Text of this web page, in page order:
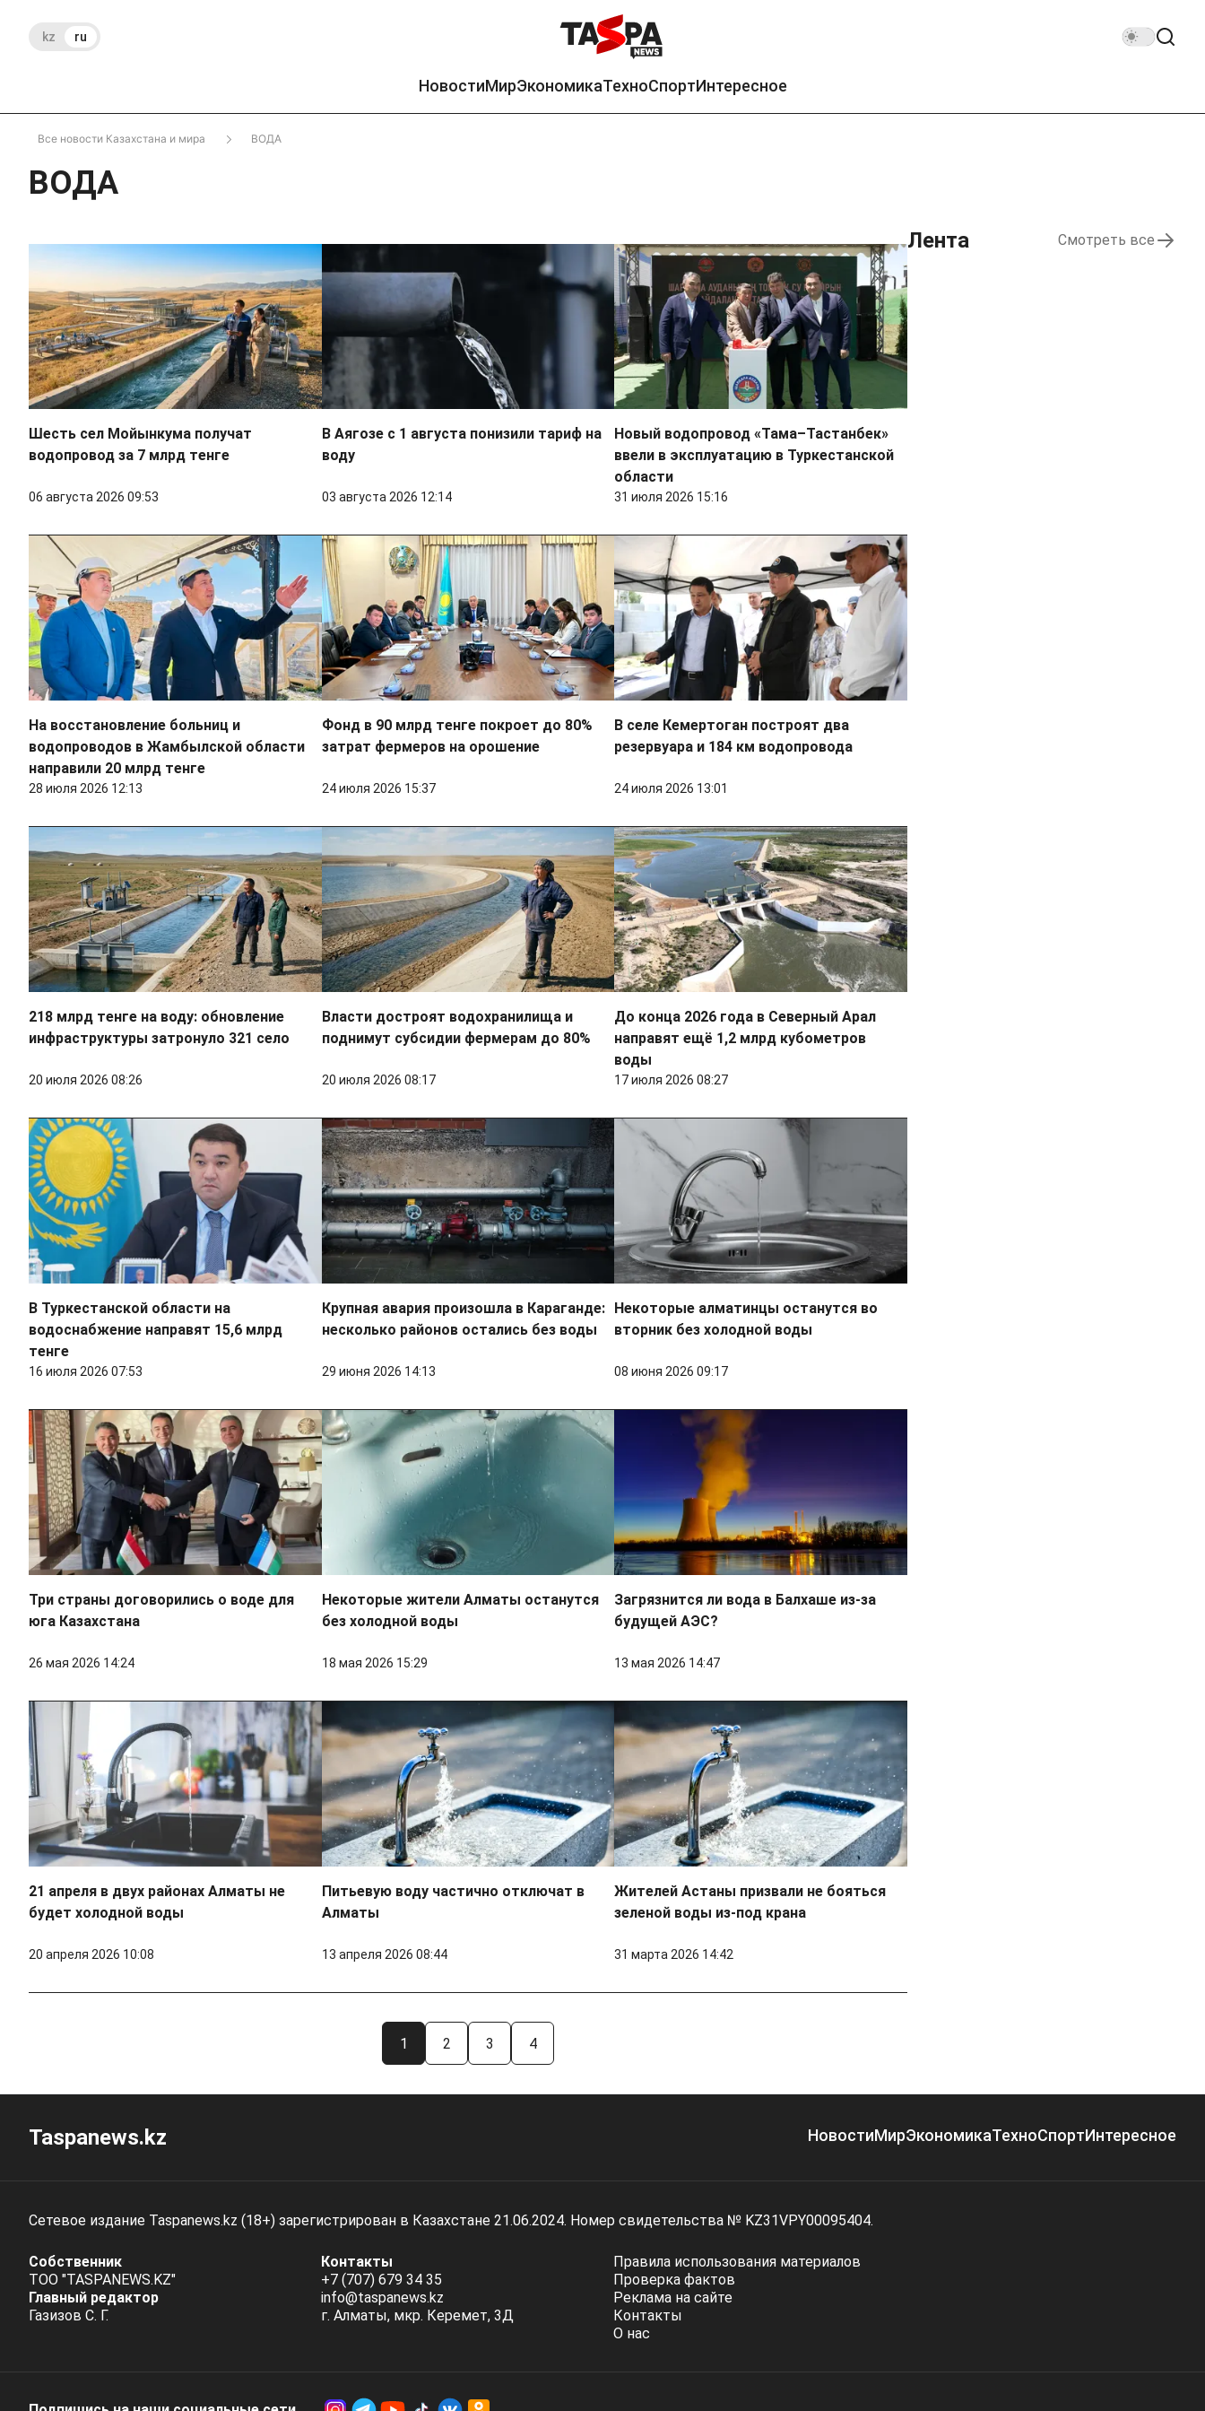
kz ru
НовостиМирЭкономикаТехноСпортИнтересное
Все новости Казахстана и мира ВОДА
ВОДА
Шесть сел Мойынкума получат
водопровод за 7 млрд тенге
06 августа 2026 09:53
В Аягозе с 1 августа понизили тариф на
воду
03 августа 2026 12:14
Новый водопровод «Тама–Тастанбек»
ввели в эксплуатацию в Туркестанской
области
31 июля 2026 15:16
На восстановление больниц и
водопроводов в Жамбылской области
направили 20 млрд тенге
28 июля 2026 12:13
Фонд в 90 млрд тенге покроет до 80%
затрат фермеров на орошение
24 июля 2026 15:37
В селе Кемертоган построят два
резервуара и 184 км водопровода
24 июля 2026 13:01
218 млрд тенге на воду: обновление
инфраструктуры затронуло 321 село
20 июля 2026 08:26
Власти достроят водохранилища и
поднимут субсидии фермерам до 80%
20 июля 2026 08:17
До конца 2026 года в Северный Арал
направят ещё 1,2 млрд кубометров
воды
17 июля 2026 08:27
В Туркестанской области на
водоснабжение направят 15,6 млрд
тенге
16 июля 2026 07:53
Крупная авария произошла в Караганде:
несколько районов остались без воды
29 июня 2026 14:13
Некоторые алматинцы останутся во
вторник без холодной воды
08 июня 2026 09:17
Три страны договорились о воде для
юга Казахстана
26 мая 2026 14:24
Некоторые жители Алматы останутся
без холодной воды
18 мая 2026 15:29
Загрязнится ли вода в Балхаше из-за
будущей АЭС?
13 мая 2026 14:47
21 апреля в двух районах Алматы не
будет холодной воды
20 апреля 2026 10:08
Питьевую воду частично отключат в
Алматы
13 апреля 2026 08:44
Жителей Астаны призвали не бояться
зеленой воды из-под крана
31 марта 2026 14:42
1 2 3 4
Лента Смотреть все
Taspanews.kz НовостиМирЭкономикаТехноСпортИнтересное
Сетевое издание Taspanews.kz (18+) зарегистрирован в Казахстане 21.06.2024. Номер свидетельства № KZ31VPY00095404.
Собственник
ТОО "TASPANEWS.KZ"
Главный редактор
Газизов С. Г.
Контакты
+7 (707) 679 34 35
info@taspanews.kz
г. Алматы, мкр. Керемет, 3Д
Правила использования материалов
Проверка фактов
Реклама на сайте
Контакты
О нас